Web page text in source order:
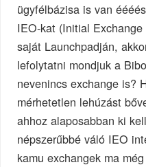
ügyfélbázisa is van
IEO-kat (Initial
saját Launchpadján,
lefolytatni mondjuk a
nevenincs exchange is?
mérhetetlen lehúzást
ahhoz alaposabban ki
népszerűbbé váló IEO
kamu exchangek ma